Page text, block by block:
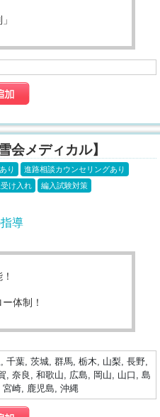
会メディカル】
り
進路相談カウンセリングあり
け入れ
編入試験対策
導
体制！
千葉, 茨城, 群馬, 栃木, 山梨, 長野,
, 奈良, 和歌山, 広島, 岡山, 山口, 島
崎, 鹿児島, 沖縄